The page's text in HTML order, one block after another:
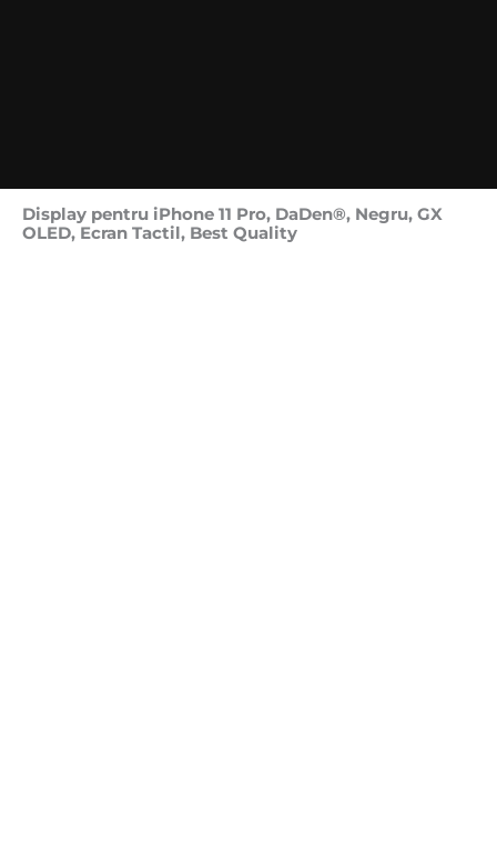
Display pentru iPhone 11 Pro, DaDen®, Negru, GX
OLED, Ecran Tactil, Best Quality